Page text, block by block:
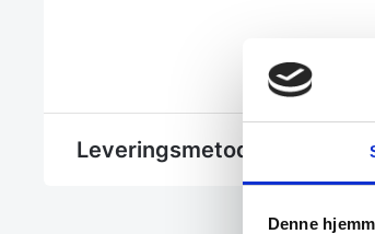
Denne
Leveringsmetode